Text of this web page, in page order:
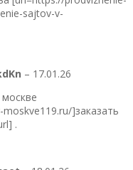
sajtov-v-
– 17.01.26
]заказать
.